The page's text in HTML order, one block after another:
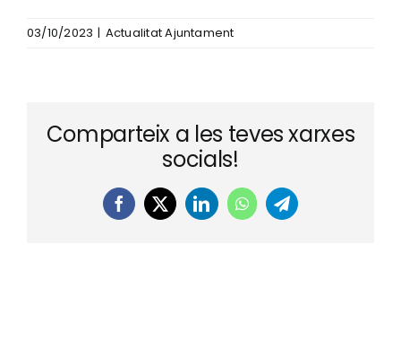
03/10/2023 | Actualitat Ajuntament
Comparteix a les teves xarxes
socials!
Facebook
X LinkedInWhatsAppTelegram